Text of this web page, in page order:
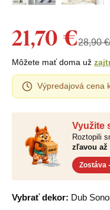
Využite
Roztopili
zľavou až
Zostáva -
Vybrať dekor: Dub
21,70 €28,90 €
Môžete mať doma už
Výpredajová cena